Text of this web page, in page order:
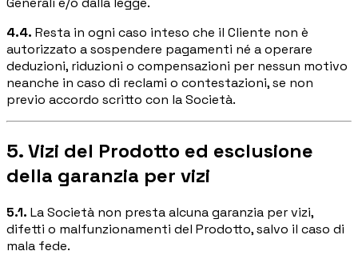
4.4. Resta in ogni caso inteso che il Cliente non è
autorizzato a sospendere pagamenti né a operare
deduzioni, riduzioni o compensazioni per nessun motivo
neanche in caso di reclami o contestazioni, se non
previo accordo scritto con la Società.
5. Vizi del Prodotto ed esclusione
della garanzia per vizi
5.1. La Società non presta alcuna garanzia per vizi,
difetti o malfunzionamenti del Prodotto, salvo il caso di
mala fede.